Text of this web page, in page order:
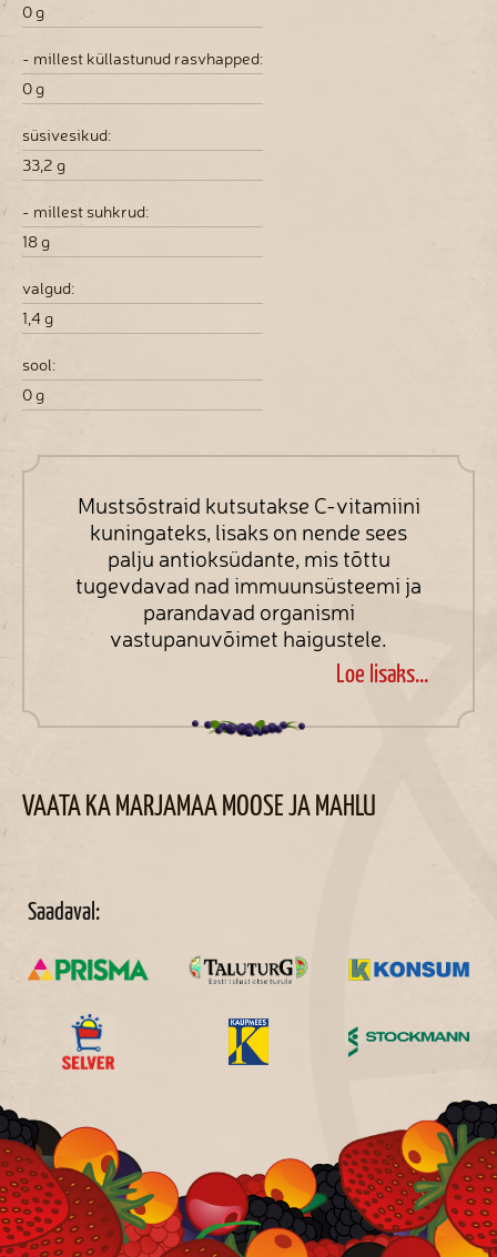
0 g
- millest küllastunud rasvhapped:
0 g
süsivesikud:
33,2 g
- millest suhkrud:
18 g
valgud:
1,4 g
sool:
0 g
Mustsõstraid kutsutakse C-vitamiini
kuningateks, lisaks on nende sees
palju antioksüdante, mis tõttu
tugevdavad nad immuunsüsteemi ja
parandavad organismi
vastupanuvõimet haigustele.
Loe lisaks...
VAATA KA MARJAMAA MOOSE JA MAHLU
Saadaval: